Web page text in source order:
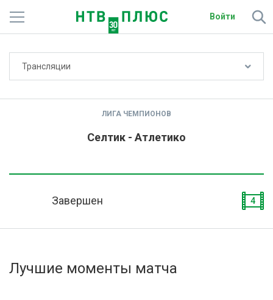
Войти
Активировать промокод
Трансляции
ЛИГА ЧЕМПИОНОВ
Селтик - Атлетико
Завершен 4
Лучшие моменты матча